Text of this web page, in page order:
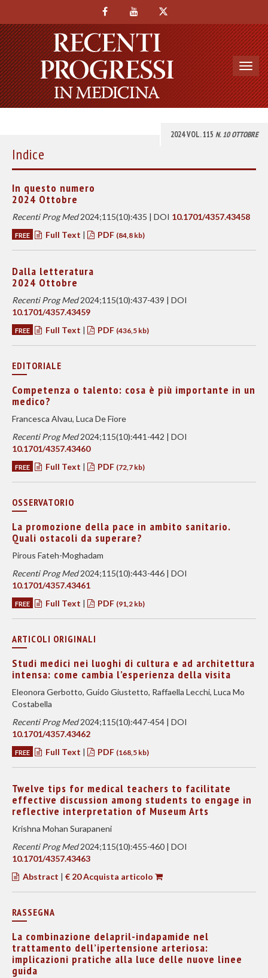
2024 VOL. 115 N. 10 OTTOBRE
Indice
In questo numero
2024 Ottobre
Recenti Prog Med2024;115(10):435 | DOI 10.1701/4357.43458
FREE Full Text | PDF (84,8 kb)
Dalla letteratura
2024 Ottobre
Recenti Prog Med2024;115(10):437-439 | DOI
10.1701/4357.43459
FREE Full Text | PDF (436,5 kb)
EDITORIALE
Competenza o talento: cosa è più importante in un
medico?
Francesca Alvau, Luca De Fiore
Recenti Prog Med2024;115(10):441-442 | DOI
10.1701/4357.43460
FREE Full Text | PDF (72,7 kb)
OSSERVATORIO
La promozione della pace in ambito sanitario.
Quali ostacoli da superare?
Pirous Fateh-Moghadam
Recenti Prog Med2024;115(10):443-446 | DOI
10.1701/4357.43461
FREE Full Text | PDF (91,2 kb)
ARTICOLI ORIGINALI
Studi medici nei luoghi di cultura e ad architettura
intensa: come cambia l’esperienza della visita
Eleonora Gerbotto, Guido Giustetto, Raffaella Lecchi, Luca Mo
Costabella
Recenti Prog Med2024;115(10):447-454 | DOI
10.1701/4357.43462
FREE Full Text | PDF (168,5 kb)
Twelve tips for medical teachers to facilitate
effective discussion among students to engage in
reflective interpretation of Museum Arts
Krishna Mohan Surapaneni
Recenti Prog Med2024;115(10):455-460 | DOI
10.1701/4357.43463
Abstract | € 20 Acquista articolo
RASSEGNA
La combinazione delapril-indapamide nel
trattamento dell’ipertensione arteriosa:
implicazioni pratiche alla luce delle nuove linee
guida